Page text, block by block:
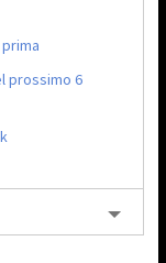
prossimo 6